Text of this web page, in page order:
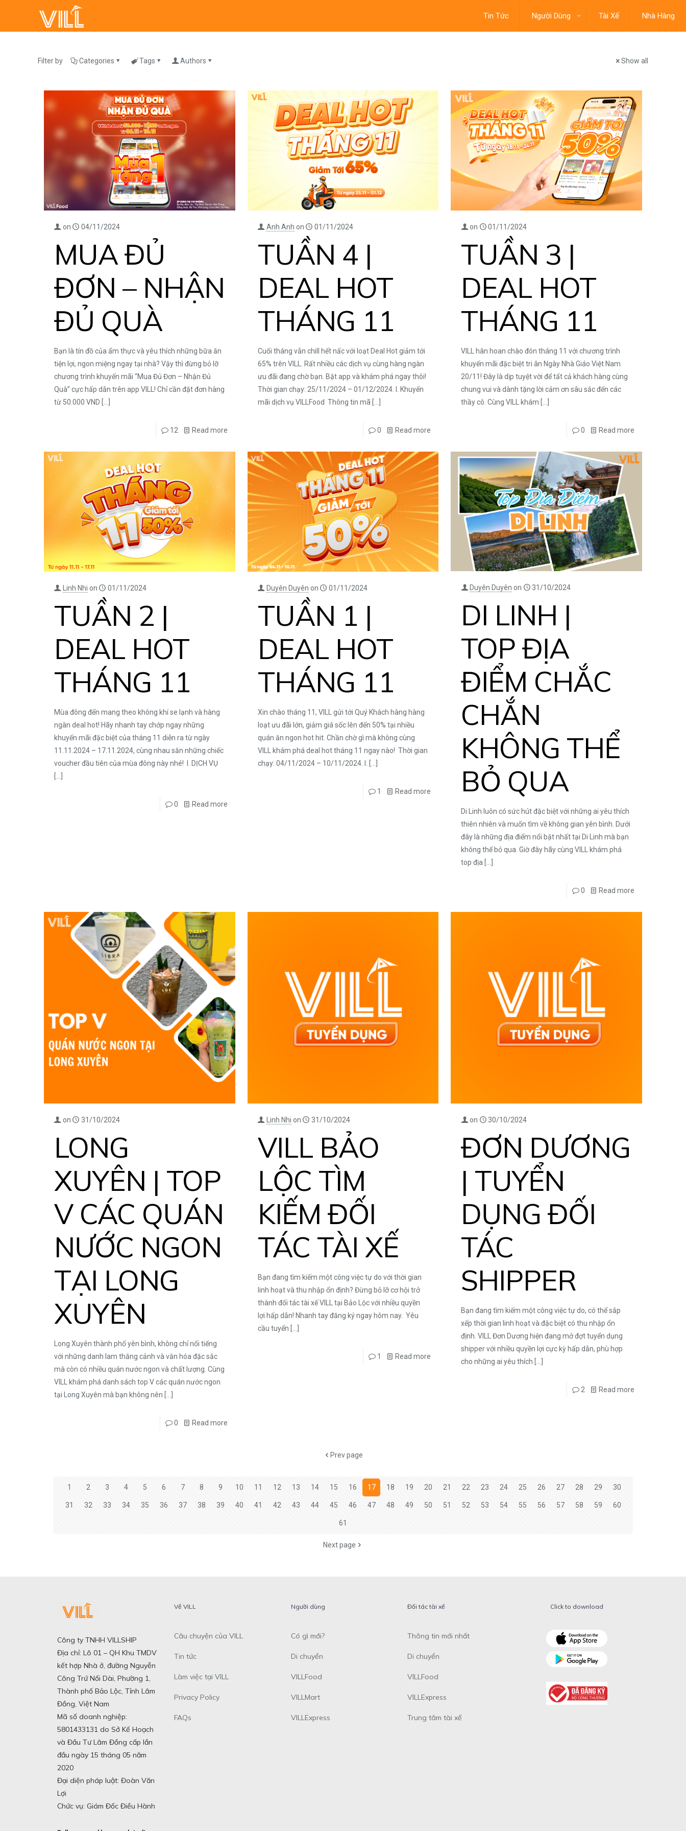
Tin Tức Người Dùng Tài Xế Nhà Hàng
Filter by Categories Tags Authors Show all
on 04/11/2024
MUA ĐỦ
ĐƠN – NHẬN
ĐỦ QUÀ
Bạn là tín đồ của ẩm thực và yêu thích những bữa ăn
tiện lợi, ngon miệng ngay tại nhà? Vậy thì đừng bỏ lỡ
chương trình khuyến mãi “Mua Đủ Đơn – Nhận Đủ
Quà” cực hấp dẫn trên app VILL! Chỉ cần đặt đơn hàng
từ 50.000 VND
12 Read more
Anh Anh on 01/11/2024
TUẦN 4 |
DEAL HOT
THÁNG 11
Cuối tháng vẫn chill hết nấc với loạt Deal Hot giảm tới
65% trên VILL. Rất nhiều các dịch vụ cùng hàng ngàn
ưu đãi đang chờ bạn. Bật app và khám phá ngay thôi!
Thời gian chạy: 25/11/2024 – 01/12/2024. I. Khuyến
mãi dịch vụ VILLFood Thông tin mã […]
0 Read more
on 01/11/2024
TUẦN 3 |
DEAL HOT
THÁNG 11
VILL hân hoan chào đón tháng 11 với chương trình
khuyến mãi đặc biệt tri ân Ngày Nhà Giáo Việt Nam
20/11! Đây là dịp tuyệt vời để tất cả khách hàng cùng
chung vui và dành tặng lời cảm ơn sâu sắc đến các
thầy cô. Cùng VILL khám
0 Read more
Linh Nhi on 01/11/2024
TUẦN 2 |
DEAL HOT
THÁNG 11
Mùa đông đến mang theo không khí se lạnh và hàng
ngàn deal hot! Hãy nhanh tay chớp ngay những
khuyến mãi đặc biệt của tháng 11 diễn ra từ ngày
11.11.2024 – 17.11.2024, cùng nhau săn những chiếc
voucher đầu tiên của mùa đông này nhé! I. DỊCH VỤ
[…]
0 Read more
Duyên Duyên on 01/11/2024
TUẦN 1 |
DEAL HOT
THÁNG 11
Xin chào tháng 11, VILL gửi tới Quý Khách hàng hàng
loạt ưu đãi lớn, giảm giá sốc lên đến 50% tại nhiều
quán ăn ngon hot hit. Chần chờ gì mà không cùng
VILL khám phá deal hot tháng 11 ngay nào! Thời gian
chạy: 04/11/2024 – 10/11/2024. I. […]
1 Read more
Duyên Duyên on 31/10/2024
DI LINH |
TOP ĐỊA
ĐIỂM CHẮC
CHẮN
KHÔNG THỂ
BỎ QUA
Di Linh luôn có sức hút đặc biệt với những ai yêu thích
thiên nhiên và muốn tìm về không gian yên bình. Dưới
đây là những địa điểm nổi bật nhất tại Di Linh mà bạn
không thể bỏ qua. Giờ đây hãy cùng VILL khám phá
top địa […]
0 Read more
on 31/10/2024
LONG
XUYÊN | TOP
V CÁC QUÁN
NƯỚC NGON
TẠI LONG
XUYÊN
Long Xuyên thành phố yên bình, không chỉ nổi tiếng
với những danh lam thắng cảnh và văn hóa đặc sắc
mà còn có nhiều quán nước ngon và chất lượng. Cùng
VILL khám phá danh sách top V các quán nước ngon
tại Long Xuyên mà bạn không nên […]
0 Read more
Linh Nhi on 31/10/2024
VILL BẢO
LỘC TÌM
KIẾM ĐỐI
TÁC TÀI XẾ
Bạn đang tìm kiếm một công việc tự do với thời gian
linh hoạt và thu nhập ổn định? Đừng bỏ lỡ cơ hội trở
thành đối tác tài xế VILL tại Bảo Lộc với nhiều quyền
lợi hấp dẫn! Nhanh tay đăng ký ngay hôm nay. Yêu
cầu tuyển […]
1 Read more
on 30/10/2024
ĐƠN DƯƠNG
| TUYỂN
DỤNG ĐỐI
TÁC
SHIPPER
Bạn đang tìm kiếm một công việc tự do, có thể sắp
xếp thời gian linh hoạt và đặc biệt có thu nhập ổn
định. VILL Đơn Dương hiện đang mở đợt tuyển dụng
shipper với nhiều quyền lợi cực kỳ hấp dẫn, phù hợp
cho những ai yêu thích […]
2 Read more
Prev page
1 2 3 4 5 6 7 8 9 10 11 12 13 14 15 16 17 18 19 20 21 22 23 24 25 26 27 28 29 30
31 32 33 34 35 36 37 38 39 40 41 42 43 44 45 46 47 48 49 50 51 52 53 54 55 56 57 58 59 60
61
Next page
Công ty TNHH VILLSHIP
Địa chỉ: Lô 01 – QH Khu TMDV
kết hợp Nhà ở, đường Nguyễn
Công Trứ Nối Dài, Phường 1,
Thành phố Bảo Lộc, Tỉnh Lâm
Đồng, Việt Nam
Mã số doanh nghiệp:
5801433131 do Sở Kế Hoạch
và Đầu Tư Lâm Đồng cấp lần
đầu ngày 15 tháng 05 năm
2020
Đại diện pháp luật: Đoàn Văn
Lợi
Chức vụ: Giám Đốc Điều Hành
Về VILL
Câu chuyện của VILL
Tin tức
Làm việc tại VILL
Privacy Policy
FAQs
Người dùng
Có gì mới?
Di chuyển
VILLFood
VILLMart
VILLExpress
Đối tác tài xế
Thông tin mới nhất
Di chuyển
VILLFood
VILLExpress
Trung tâm tài xế
Click to download